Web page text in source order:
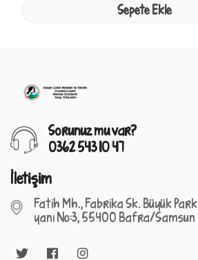
Sepete Ekle
Sorunuz mu var?
0362 543 10 47
İletişim
Fatih Mh., Fabrika Sk. Büyük Park
yanı No:3, 55400 Bafra/Samsun